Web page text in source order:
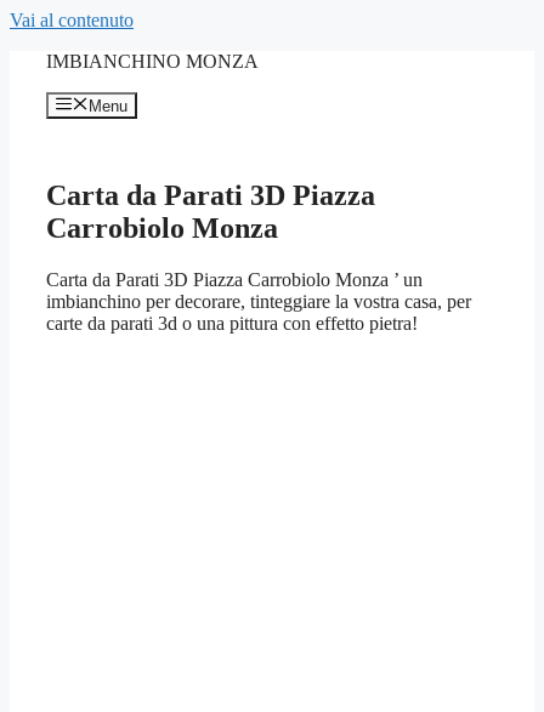
Vai al contenuto
IMBIANCHINO MONZA
Menu
Carta da Parati 3D Piazza
Carrobiolo Monza
Carta da Parati 3D Piazza Carrobiolo Monza ’ un
imbianchino per decorare, tinteggiare la vostra casa, per
carte da parati 3d o una pittura con effetto pietra!